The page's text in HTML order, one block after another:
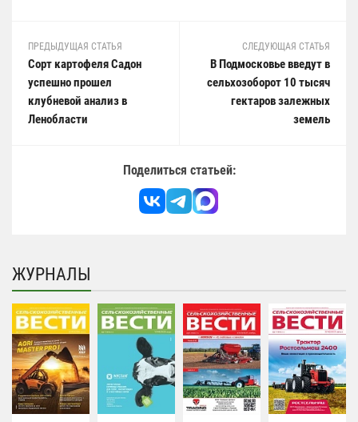
ПРЕДЫДУЩАЯ СТАТЬЯ
Сорт картофеля Садон
успешно прошел
клубневой анализ в
Ленобласти
СЛЕДУЮЩАЯ СТАТЬЯ
В Подмосковье введут в
сельхозоборот 10 тысяч
гектаров залежных
земель
Поделиться статьей:
ЖУРНАЛЫ